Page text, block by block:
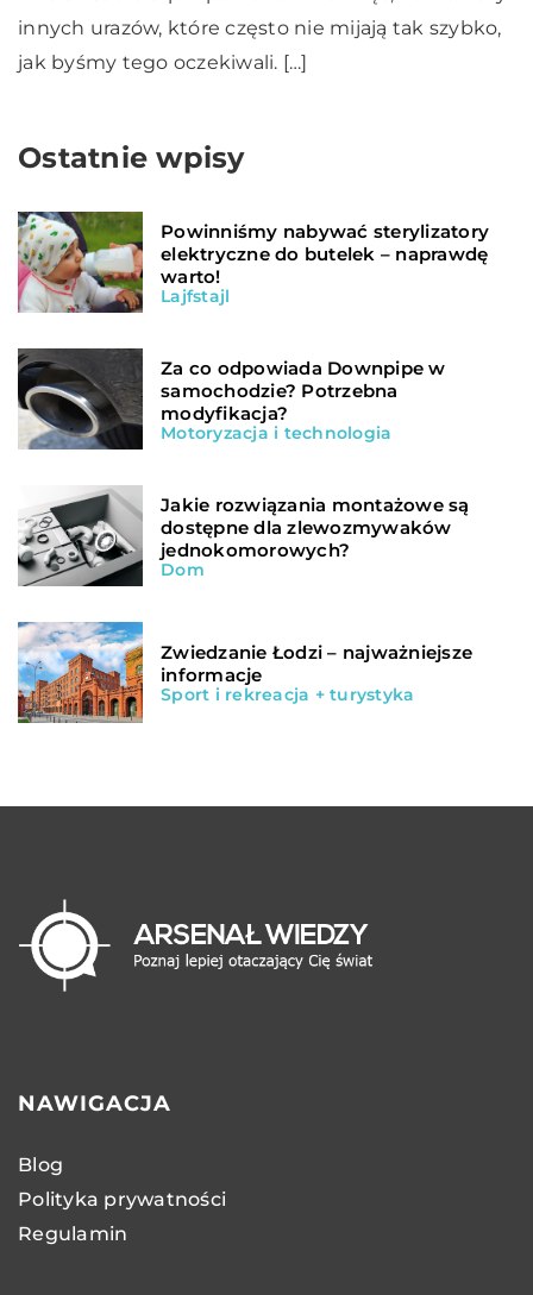
innych urazów, które często nie mijają tak szybko,
jak byśmy tego oczekiwali. […]
Ostatnie wpisy
Powinniśmy nabywać sterylizatory
elektryczne do butelek – naprawdę
warto!
Lajfstajl
Za co odpowiada Downpipe w
samochodzie? Potrzebna
modyfikacja?
Motoryzacja i technologia
Jakie rozwiązania montażowe są
dostępne dla zlewozmywaków
jednokomorowych?
Dom
Zwiedzanie Łodzi – najważniejsze
informacje
Sport i rekreacja + turystyka
NAWIGACJA
Blog
Polityka prywatności
Regulamin